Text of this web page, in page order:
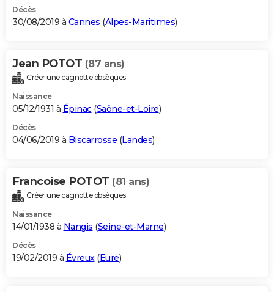
Décès
30/08/2019 à Cannes (Alpes-Maritimes)
Jean POTOT (87 ans)
Créer une cagnotte obsèques
Naissance
05/12/1931 à Épinac(Saône-et-Loire)
Décès
04/06/2019 à Biscarrosse (Landes)
Francoise POTOT (81 ans)
Créer une cagnotte obsèques
Naissance
14/01/1938 à Nangis (Seine-et-Marne)
Décès
19/02/2019 à Évreux(Eure)